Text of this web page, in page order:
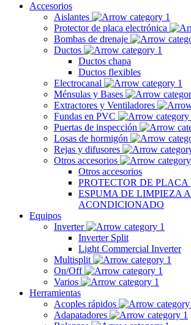
Accesorios
Aislantes
Protector de placa electrónica
Bombas de drenaje
Ductos
Ductos chapa
Ductos flexibles
Electrocanal
Ménsulas y Bases
Extractores y Ventiladores
Fundas en PVC
Puertas de inspección
Losas de hormigón
Rejas y difusores
Otros accesorios
Otros accesorios
PROTECTOR DE
ESPUMA DE LIMPIEZA
ACONDICIONADO
Equipos
Inverter
Inverter Split
Light Commercial Inverter
Multisplit
On/Off
Varios
Herramientas
Acoples rápidos
Adapatadores